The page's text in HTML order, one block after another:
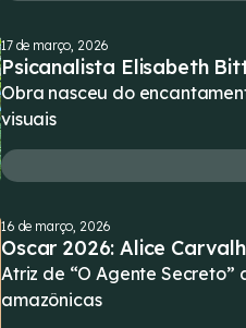
17 de março, 2026
Psicanalista Elisabeth
Obra nasceu do
visuais
16 de março, 2026
Oscar 2026: Alice
Atriz de “O Agente
amazônicas